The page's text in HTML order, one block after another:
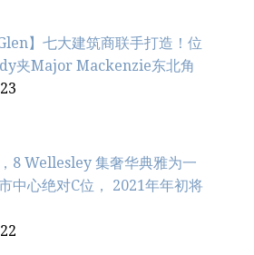
】七大建筑商联手打造！位
夹Major Mackenzie东北角
8 Wellesley 集奢华典雅为一
中心绝对C位， 2021年年初将